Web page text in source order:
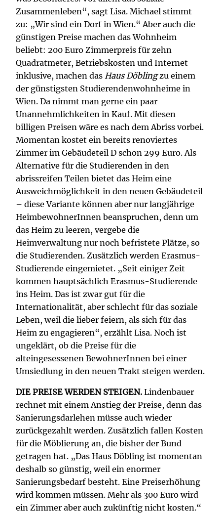
Zusammenleben“, sagt Lisa. Michael stimmt
zu: „Wir sind ein Dorf in Wien.“ Aber auch die
günstigen Preise machen das Wohnheim
beliebt: 200 Euro Zimmerpreis für zehn
Quadratmeter, Betriebskosten und Internet
inklusive, machen das Haus Döblingzu einem
der günstigsten Studierendenwohnheime in
Wien. Da nimmt man gerne ein paar
Unannehmlichkeiten in Kauf. Mit diesen
billigen Preisen wäre es nach dem Abriss vorbei.
Momentan kostet ein bereits renoviertes
Zimmer im Gebäudeteil D schon 299 Euro. Als
Alternative für die Studierenden in den
abrissreifen Teilen bietet das Heim eine
Ausweichmöglichkeit in den neuen Gebäudeteil
– diese Variante können aber nur langjährige
HeimbewohnerInnen beanspruchen, denn um
das Heim zu leeren, vergebe die
Heimverwaltung nur noch befristete Plätze, so
die Studierenden. Zusätzlich werden Erasmus-
Studierende eingemietet. „Seit einiger Zeit
kommen hauptsächlich Erasmus-Studierende
ins Heim. Das ist zwar gut für die
Internationalität, aber schlecht für das soziale
Leben, weil die lieber feiern, als sich für das
Heim zu engagieren“, erzählt Lisa. Noch ist
ungeklärt, ob die Preise für die
alteingesessenen BewohnerInnen bei einer
Umsiedlung in den neuen Trakt steigen werden.
DIE PREISE WERDEN STEIGEN. Lindenbauer
rechnet mit einem Anstieg der Preise, denn das
Sanierungsdarlehen müsse auch wieder
zurückgezahlt werden. Zusätzlich fallen Kosten
für die Möblierung an, die bisher der Bund
getragen hat. „Das Haus Döbling ist momentan
deshalb so günstig, weil ein enormer
Sanierungsbedarf besteht. Eine Preiserhöhung
wird kommen müssen. Mehr als 300 Euro wird
ein Zimmer aber auch zukünftig nicht kosten.“